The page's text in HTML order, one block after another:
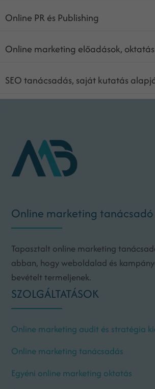
Online PR és Publishing
Online marketing előadások,
SEO tanácsadás, saját kutatás
Online marketing tanácsadó
Tapasztalt online marketing
abban, hogy weboldalad és
bevételt termeljenek.
SZOLGÁLTATÁSOK
Online marketing audit és stratégia
Online marketing tanácsadás
Egyéni online marketing oktatás